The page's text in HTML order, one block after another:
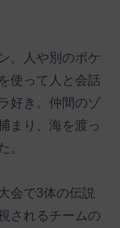
。人や別のポケ
使って人と会話
好き。仲間のゾ
まり、海を渡っ
。
会で3体の伝説
されるチームの